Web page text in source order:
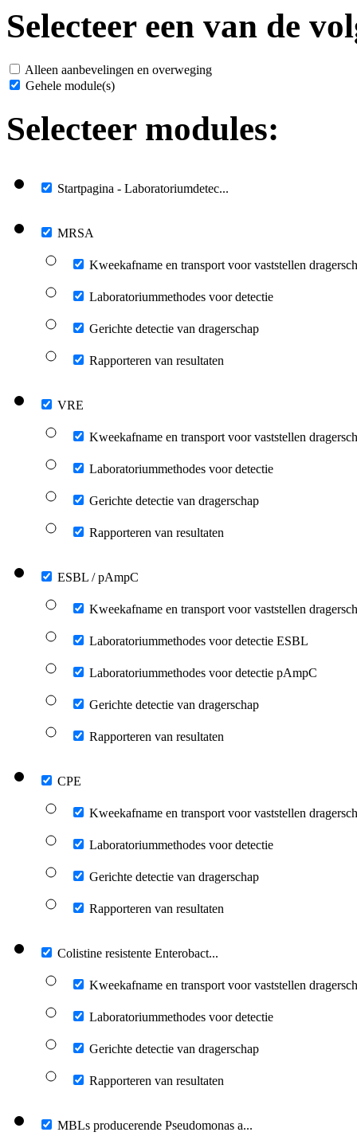
Selecteer een van de
Alleen aanbevelingen en overweging
Gehele module(s)
Selecteer modules:
Startpagina - Laboratoriumdetec...
MRSA
Kweekafname en transport voor vaststellen
Laboratoriummethodes voor detectie
Gerichte detectie van dragerschap
Rapporteren van resultaten
VRE
Kweekafname en transport voor vaststellen
Laboratoriummethodes voor detectie
Gerichte detectie van dragerschap
Rapporteren van resultaten
ESBL / pAmpC
Kweekafname en transport voor vaststellen
Laboratoriummethodes voor detectie ESBL
Laboratoriummethodes voor detectie pAmpC
Gerichte detectie van dragerschap
Rapporteren van resultaten
CPE
Kweekafname en transport voor vaststellen
Laboratoriummethodes voor detectie
Gerichte detectie van dragerschap
Rapporteren van resultaten
Colistine resistente Enterobact...
Kweekafname en transport voor vaststellen
Laboratoriummethodes voor detectie
Gerichte detectie van dragerschap
Rapporteren van resultaten
MBLs producerende Pseudomonas a...